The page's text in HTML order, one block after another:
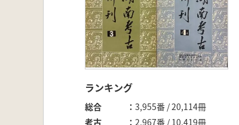
ランキング
総合
3,955番 / 20,114冊
考古
2,967番 / 10,419冊